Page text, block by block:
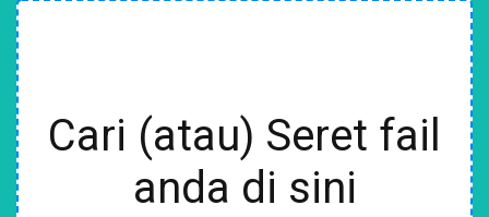
Cari (atau) Seret fail
anda di sini